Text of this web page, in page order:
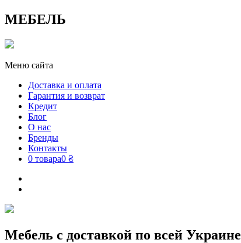
МЕБЕЛЬ
Меню сайта
Доставка и оплата
Гарантия и возврат
Кредит
Блог
О нас
Бренды
Контакты
0 товара0 ₴
Мебель с доставкой по всей Украине